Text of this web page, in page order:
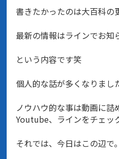
書きたかったのは大百科の
最新の情報はラインでお知
という内容です笑
個人的な話が多くなりまし
ノウハウ的な事は動画に詰
Youtube、ラインをチェッ
それでは、今日はこの辺で。